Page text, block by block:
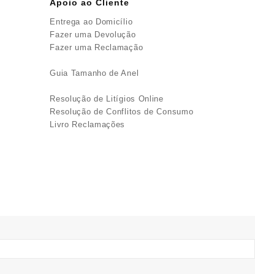
Apoio ao Cliente
Entrega ao Domicílio
Fazer uma Devolução
Fazer uma Reclamação
Guia Tamanho de Anel
Resolução de Litígios Online
Resolução de Conflitos de Consumo
Livro Reclamações